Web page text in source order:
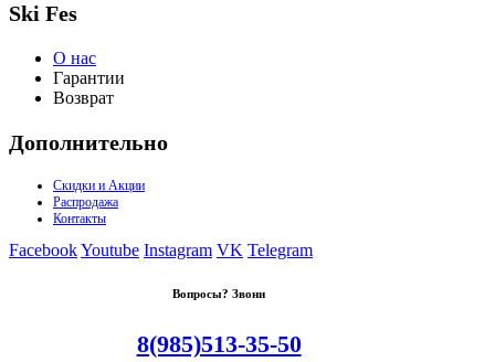
Ski Fes
О нас
Гарантии
Возврат
Дополнительно
Скидки и Акции
Распродажа
Контакты
FacebookYoutube Instagram VK Telegram
Вопросы? Звони
8(985)513-35-50